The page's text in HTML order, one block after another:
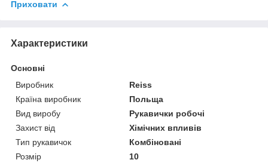
Приховати
Характеристики
Основні
Виробник
Reiss
Країна виробник
Польща
Вид виробу
Рукавички робочі
Захист від
Хімічних впливів
Тип рукавичок
Комбіновані
Розмір
10